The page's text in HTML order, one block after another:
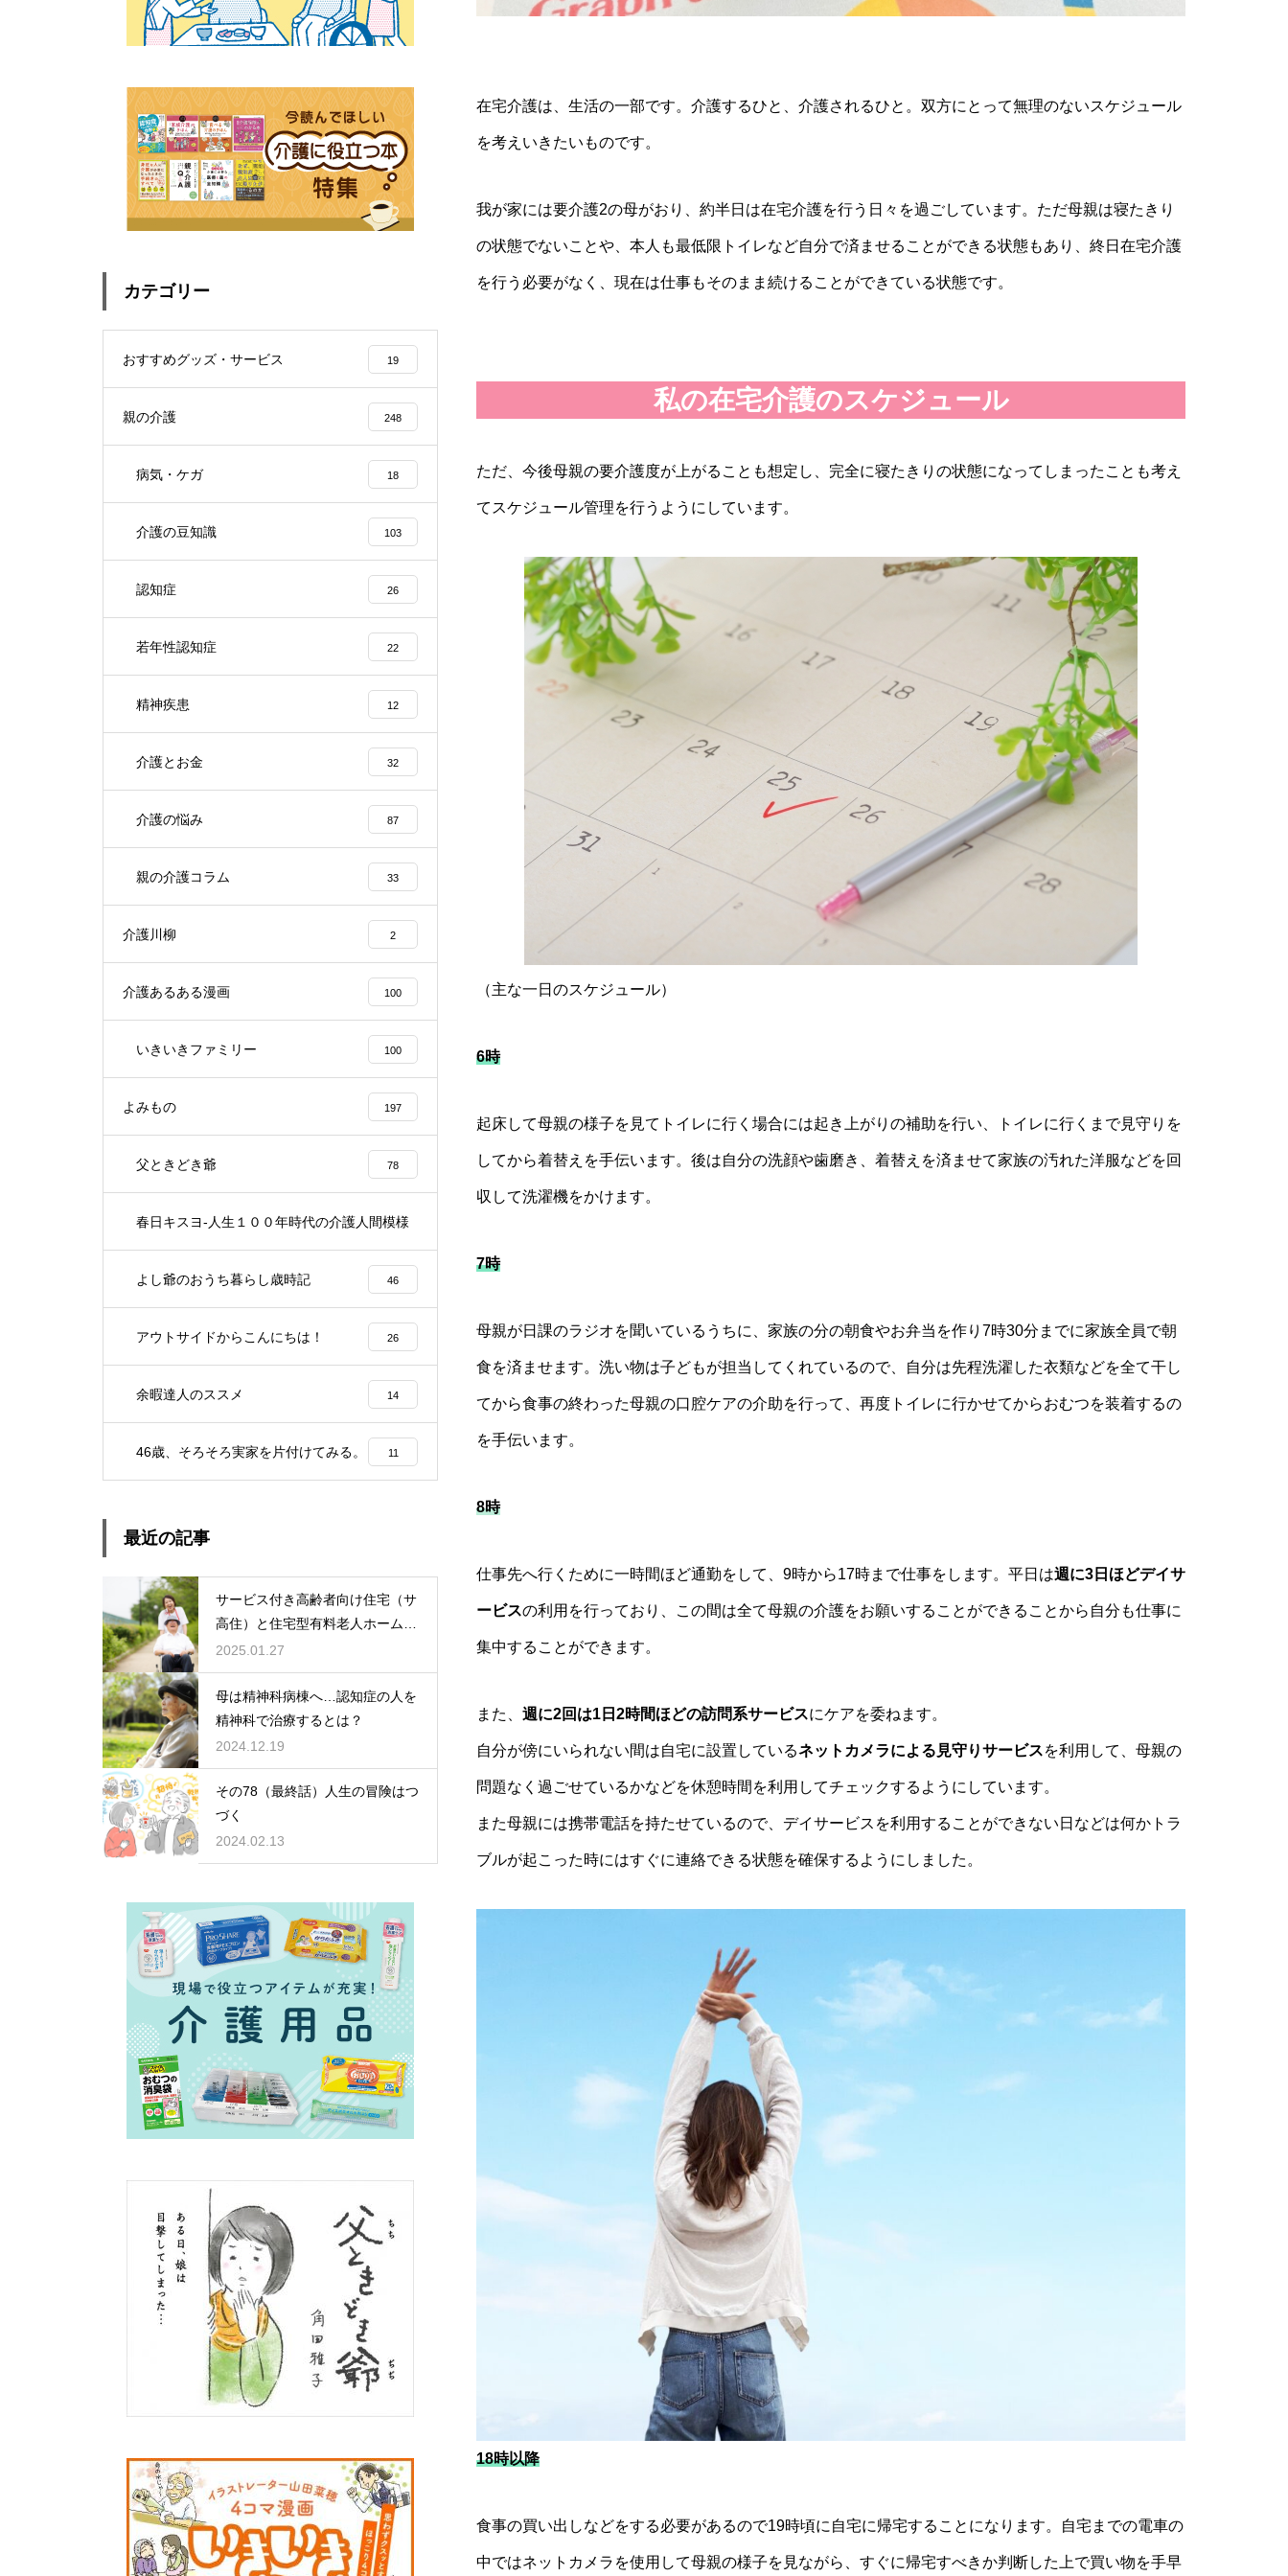
在宅介護は、生活の一部です。介護するひと、介護されるひと。双方にとって無理のないスケジュール
を考えいきたいものです。
我が家には要介護2の母がおり、約半日は在宅介護を行う日々を過ごしています。ただ母親は寝たきり
の状態でないことや、本人も最低限トイレなど自分で済ませることができる状態もあり、終日在宅介護
を行う必要がなく、現在は仕事もそのまま続けることができている状態です。
私の在宅介護のスケジュール
ただ、今後母親の要介護度が上がることも想定し、完全に寝たきりの状態になってしまったことも考え
てスケジュール管理を行うようにしています。
（主な一日のスケジュール）
6時
起床して母親の様子を見てトイレに行く場合には起き上がりの補助を行い、トイレに行くまで見守りを
してから着替えを手伝います。後は自分の洗顔や歯磨き、着替えを済ませて家族の汚れた洋服などを回
収して洗濯機をかけます。
7時
母親が日課のラジオを聞いているうちに、家族の分の朝食やお弁当を作り7時30分までに家族全員で朝
食を済ませます。洗い物は子どもが担当してくれているので、自分は先程洗濯した衣類などを全て干し
てから食事の終わった母親の口腔ケアの介助を行って、再度トイレに行かせてからおむつを装着するの
を手伝います。
8時
仕事先へ行くために一時間ほど通勤をして、9時から17時まで仕事をします。平日は週に3日ほどデイサ
ービスの利用を行っており、この間は全て母親の介護をお願いすることができることから自分も仕事に
集中することができます。
また、 週に2回は1日2時間ほどの訪問系サービスにケアを委ねます。
自分が傍にいられない間は自宅に設置しているネットカメラによる見守りサービスを利用して、母親の
問題なく過ごせているかなどを休憩時間を利用してチェックするようにしています。
また母親には携帯電話を持たせているので、デイサービスを利用することができない日などは何かトラ
ブルが起こった時にはすぐに連絡できる状態を確保するようにしました。
18時以降
食事の買い出しなどをする必要があるので19時頃に自宅に帰宅することになります。自宅までの電車の
中ではネットカメラを使用して母親の様子を見ながら、すぐに帰宅すべきか判断した上で買い物を手早
カテゴリー
おすすめグッズ・サービス 19
親の介護 248
病気・ケガ 18
介護の豆知識 103
認知症 26
若年性認知症 22
精神疾患 12
介護とお金 32
介護の悩み 87
親の介護コラム 33
介護川柳 2
介護あるある漫画 100
いきいきファミリー 100
よみもの 197
父ときどき爺 78
春日キスヨ-人生１００年時代の介護人間模様
よし爺のおうち暮らし歳時記 46
アウトサイドからこんにちは！ 26
余暇達人のススメ 14
46歳、そろそろ実家を片付けてみる。 11
最近の記事
サービス付き高齢者向け住宅（サ
高住）と住宅型有料老人ホーム：
どちらを選ぶ？
2025.01.27
母は精神科病棟へ…認知症の人を
精神科で治療するとは？
2024.12.19
その78（最終話）人生の冒険はつ
づく
2024.02.13